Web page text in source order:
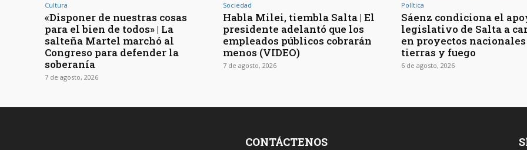
Cultura
«Disponer de nuestras cosas
para el bien de todos» | La
salteña Martel marchó al
Congreso para defender la
soberanía
7 de agosto, 2026
Sociedad
Habla Milei, tiembla Salta | El
presidente adelantó que los
empleados públicos cobrarán
menos (VIDEO)
7 de agosto, 2026
Política
Sáenz condiciona el
legislativo de Salta a
en proyectos nacionales
tierras y fuego
6 de agosto, 2026
CONTÁCTENOS